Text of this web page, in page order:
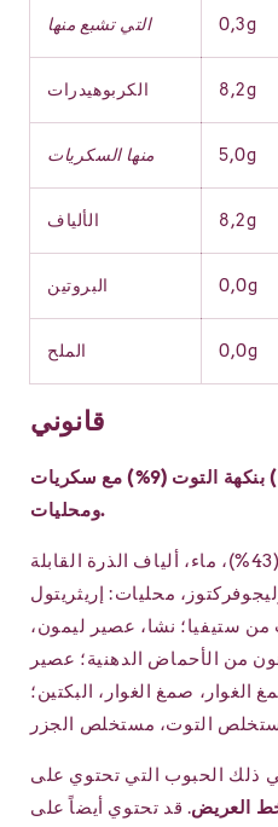
التي تشبع منها 0,3g
الكربوهيدرات 8,2g
منها السكريات 5,0g
الألياف 8,2g
البروتين 0,0g
الملح 0,0g
شربات توت العليق (43%) بنكهة التوت (9%) مع سكريات
ومحليات.
: هريس توت العليق (43%)، ماء، ألياف الذرة القابلة
محليات: إريثريتول
ستيفيا؛ نشا، عصير ليمون،
من الأحماض الدهنية؛ عصير
صمغ الغوار، البكتين؛
ذلك الحبوب التي تحتوي على
العريض. قد تحتوي أيضاً على